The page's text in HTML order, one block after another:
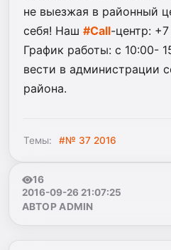
не выезжая в районный
себя! Наш #Call-центр:
График работы: с 10:00-
вести в администрации
района.
Темы: #№ 37 2016
16
2016-09-26 21:07:25
АВТОР ADMIN